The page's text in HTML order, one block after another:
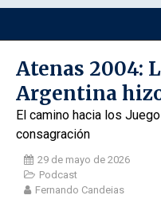
Atenas 2004:
Argentina
El camino hacia los
consagración
29 de mayo de 2026
Podcast
Fernando Candeias